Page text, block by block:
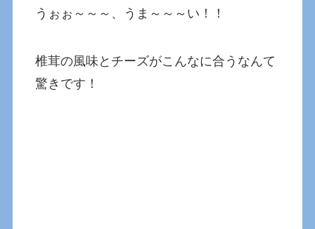
うぉぉ～～～、うま～～～い！！
椎茸の風味とチーズがこんなに合うなんて
驚きです！